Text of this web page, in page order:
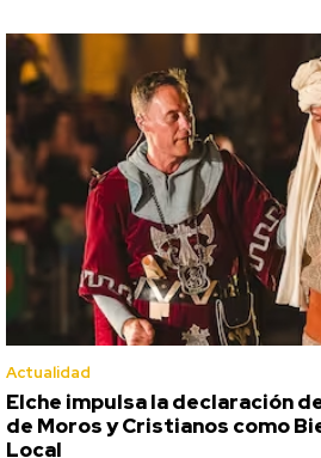
Actualidad
Elche impulsa la declaración
de Moros y Cristianos como
Local